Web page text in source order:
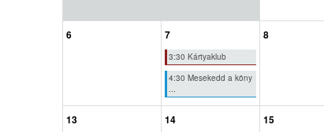
6 7
3:30 Kártyaklub
4:30 Mesekedd a köny
...
8
13 14 15